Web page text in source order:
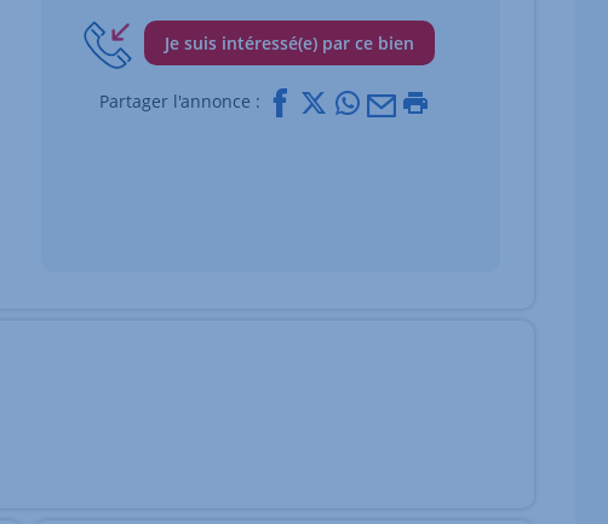
Je suis intéressé(e) par ce bien
Partager l'annonce : Facebook
X Whatsapp
Mail